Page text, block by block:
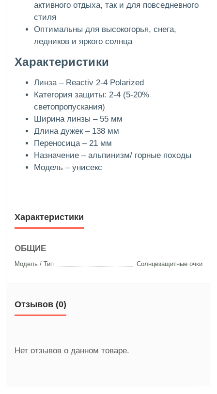
активного отдыха, так и для повседневного
стиля
Оптимальны для высокогорья, снега,
ледников и яркого солнца
Характеристики
Линза – Reactiv 2-4 Polarized
Категория защиты: 2-4 (5-20%
светопропускания)
Ширина линзы – 55 мм
Длина дужек – 138 мм
Переносица – 21 мм
Назначение – альпинизм/ горные походы
Модель – унисекс
Характеристики
ОБЩИЕ
Модель / Тип Солнцезащитные очки
Отзывов (0)
Нет отзывов о данном товаре.